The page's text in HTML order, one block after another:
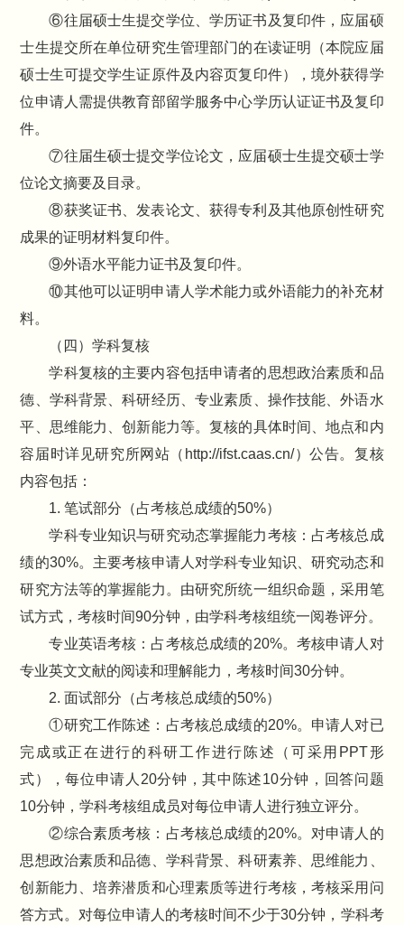
⑥往届硕士生提交学位、学历证书及复印件，应届硕
士生提交所在单位研究生管理部门的在读证明（本院应届
硕士生可提交学生证原件及内容页复印件），境外获得学
位申请人需提供教育部留学服务中心学历认证证书及复印
件。
⑦往届生硕士提交学位论文，应届硕士生提交硕士学
位论文摘要及目录。
⑧获奖证书、发表论文、获得专利及其他原创性研究
成果的证明材料复印件。
⑨外语水平能力证书及复印件。
⑩其他可以证明申请人学术能力或外语能力的补充材
料。
（四）学科复核
学科复核的主要内容包括申请者的思想政治素质和品
德、学科背景、科研经历、专业素质、操作技能、外语水
平、思维能力、创新能力等。复核的具体时间、地点和内
容届时详见研究所网站（http://ifst.caas.cn/）公告。复核
内容包括：
1. 笔试部分（占考核总成绩的50%）
学科专业知识与研究动态掌握能力考核：占考核总成
绩的30%。主要考核申请人对学科专业知识、研究动态和
研究方法等的掌握能力。由研究所统一组织命题，采用笔
试方式，考核时间90分钟，由学科考核组统一阅卷评分。
专业英语考核：占考核总成绩的20%。考核申请人对
专业英文文献的阅读和理解能力，考核时间30分钟。
2. 面试部分（占考核总成绩的50%）
①研究工作陈述：占考核总成绩的20%。申请人对已
完成或正在进行的科研工作进行陈述（可采用PPT形
式），每位申请人20分钟，其中陈述10分钟，回答问题
10分钟，学科考核组成员对每位申请人进行独立评分。
②综合素质考核：占考核总成绩的20%。对申请人的
思想政治素质和品德、学科背景、科研素养、思维能力、
创新能力、培养潜质和心理素质等进行考核，考核采用问
答方式。对每位申请人的考核时间不少于30分钟，学科考